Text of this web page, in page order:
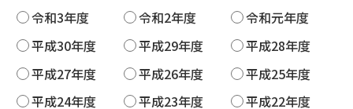
令和3年度
令和2年度
令和元年度
平成30年度
平成29年度
平成28年度
平成27年度
平成26年度
平成25年度
平成24年度
平成23年度
平成22年度